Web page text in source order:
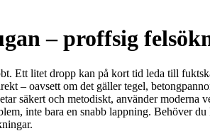
– proffsig
Ett litet dropp kan på kort tid leda till
– oavsett om det gäller tegel,
säkert och metodiskt, använder
inte bara en snabb lappning. Behöver